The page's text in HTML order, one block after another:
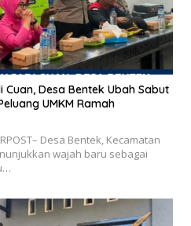
Desa Bentek Ubah Sabut
UMKM Ramah
Desa Bentek, Kecamatan
wajah baru sebagai